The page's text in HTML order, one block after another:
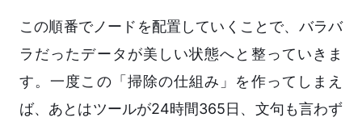
この順番でノードを配置していくことで、バラバ
ラだったデータが美しい状態へと整っていきま
す。一度この「掃除の仕組み」を作ってしまえ
ば、あとはツールが24時間365日、文句も言わず